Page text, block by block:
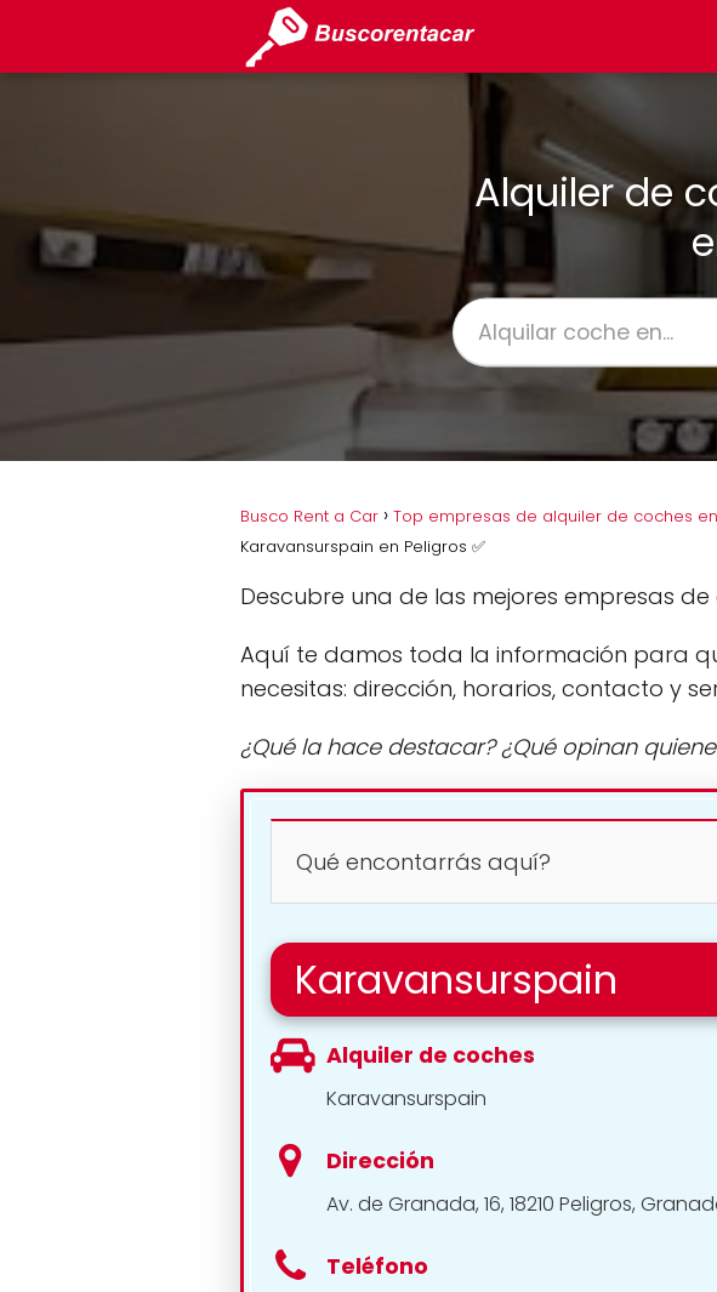
Alquiler de
Busco Rent a Car Top empresas de alquiler de coches
Karavansurspain en Peligros ✅
Descubre una de las mejores empresas
Aquí te damos toda la información para
necesitas: dirección, horarios, contacto y
¿Qué la hace destacar? ¿Qué opinan
Qué encontarrás aquí?
Karavansurspain
Alquiler de coches
Karavansurspain
Dirección
Av. de Granada, 16, 18210 Peligros,
Teléfono